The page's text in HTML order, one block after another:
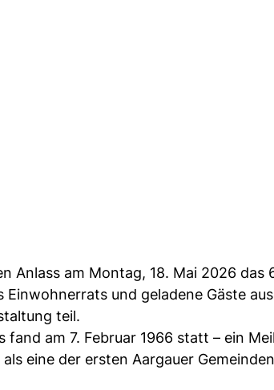
am Montag, 18. Mai 2026 das
und geladene Gäste
teil.
am 7. Februar 1966 statt – ein
eine der ersten Aargauer